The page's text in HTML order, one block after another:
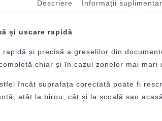
Descriere Informații
și uscare rapidă
și precisă a greșelilor din
chiar și în cazul zonelor mai mari
încât suprafața corectată poate fi
atât la birou, cât și la școală sau acasă.